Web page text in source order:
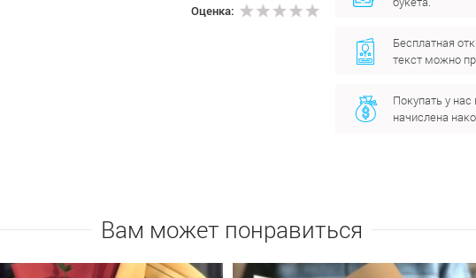
Оценка:
Бесплатная
текст можно
Покупать у
начислена
Вам может понравиться